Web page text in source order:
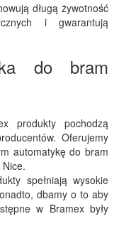
długą żywotność
i gwarantują
do bram
produkty pochodzą
Oferujemy
automatykę do bram
spełniają wysokie
dbamy o to aby
w Bramex były